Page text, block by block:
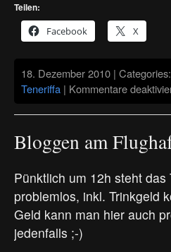
Teilen:
Facebook
X
18. Dezember 2010 | Categories:
Teneriffa | Kommentare
Bloggen am
Pünktlich um 12h steht
problemlos, inkl. Trinkgeld
Geld kann man hier auch
jedenfalls ;-)